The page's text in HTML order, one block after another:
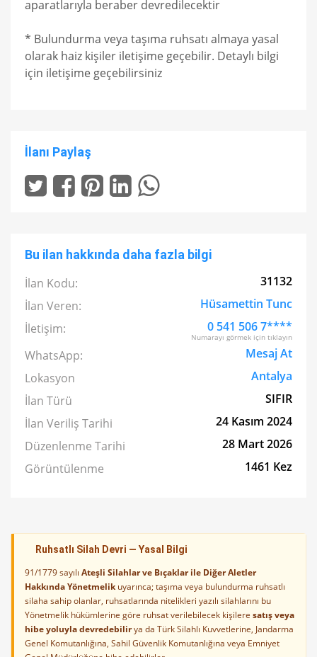
aparatlarıyla beraber devredilecektir
* Bulundurma veya taşıma ruhsatı almaya yasal
olarak haiz kişiler iletişime geçebilir. Detaylı bilgi
için iletişime geçebilirsiniz
İlanı Paylaş
Bu ilan hakkında daha fazla bilgi
İlan Kodu:
31132
İlan Veren:
Hüsamettin Tunc
İletişim:
0 541 506 7****
Numarayı görmek için tıklayın
WhatsApp:
Mesaj At
Lokasyon
Antalya
İlan Türü
SIFIR
İlan Veriliş Tarihi
24 Kasım 2024
Düzenlenme Tarihi
28 Mart 2026
Görüntülenme
1461 Kez
Ruhsatlı Silah Devri — Yasal Bilgi
91/1779 sayılı Ateşli Silahlar ve Bıçaklar ile Diğer Aletler
Hakkında Yönetmelikuyarınca; taşıma veya bulundurma ruhsatlı
silaha sahip olanlar, ruhsatlarında nitelikleri yazılı silahlarını bu
Yönetmelik hükümlerine göre ruhsat verilebilecek kişilere satış veya
hibe yoluyla devredebilirya da Türk Silahlı Kuvvetlerine, Jandarma
Genel Komutanlığına, Sahil Güvenlik Komutanlığına veya Emniyet